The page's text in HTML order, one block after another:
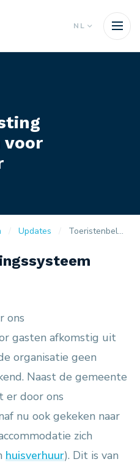
NL
voor
Updates Toeristenbelasting verbeteringen voor huizenverhuur
ons
gasten afkomstig uit
organisatie geen
Naast de gemeente
er door ons
nu ook gekeken naar
zich
huisverhuur). Dit is van